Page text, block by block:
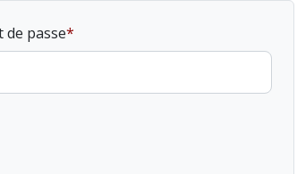
de passe